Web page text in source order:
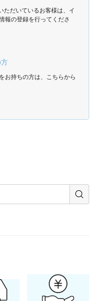
ただいているお客様は、イ
報の登録を行ってくださ
お持ちの方は、こちらから